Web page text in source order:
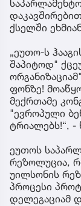
ქსელში
„ეუთო-ს
შაპიტოდ"
ფონზე!
მექრთამე
"ევროპული
ტრიალებს!“, -
ეუთოს
რეზოლუცია,
უილსონის
პროცესი
დელეგაციამ